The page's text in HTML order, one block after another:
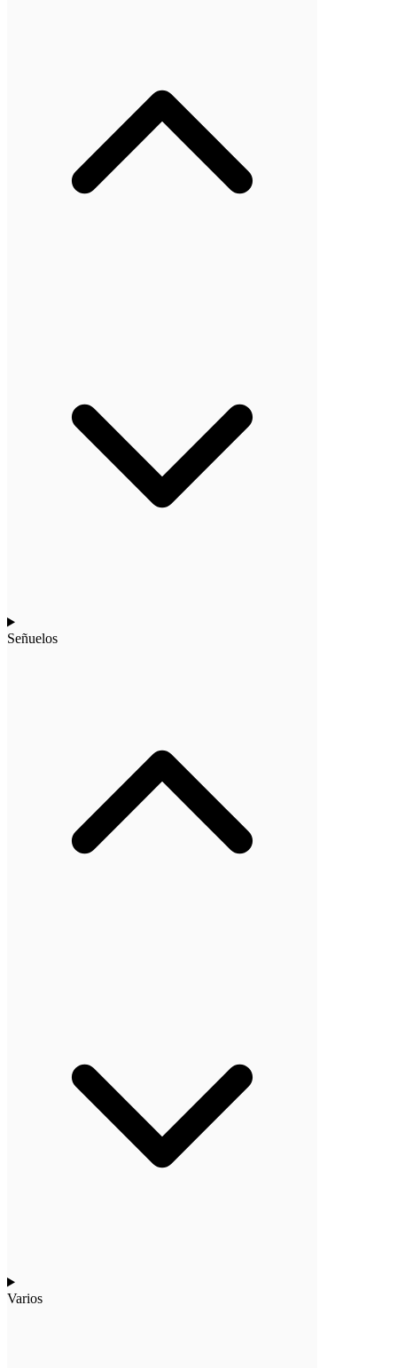
Señuelos
Varios